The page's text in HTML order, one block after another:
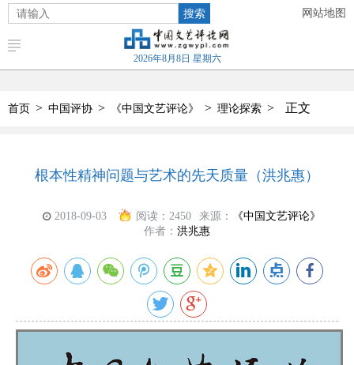
搜索 网站地图
2026年8月8日 星期六
首页 > 中国评协 > 《中国文艺评论》 > 理论探索 > 正文
根本性精神问题与艺术的先天质量（洪兆惠）
2018-09-03 阅读： 2450 来源：
《中国文艺评论》
作者： 洪兆惠